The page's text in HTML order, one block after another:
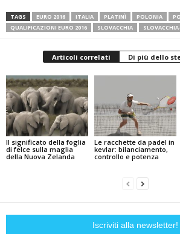
TAGS EURO 2016 ITALIA PLATINÌ POLONIA
QUALIFICAZIONI EURO 2016
SLOVACCHIA
Articoli correlati Di più dello
Il significato della foglia
di felce sulla maglia
della Nuova Zelanda
Le racchette da padel in
kevlar: bilanciamento,
controllo e potenza
Iscriviti alla newsletter!